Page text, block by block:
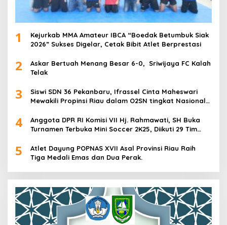
1
Kejurkab MMA Amateur IBCA “Boedak Betumbuk Siak
2026” Sukses Digelar, Cetak Bibit Atlet Berprestasi
2
Askar Bertuah Menang Besar 6-0, Sriwijaya FC Kalah
Telak
3
Siswi SDN 36 Pekanbaru, Ifrassel Cinta Maheswari
Mewakili Propinsi Riau dalam O2SN tingkat Nasional
4
Anggota DPR RI Komisi VII Hj. Rahmawati, SH Buka
Turnamen Terbuka Mini Soccer 2K25, Diikuti 29 Tim
5
Atlet Dayung POPNAS XVII Asal Provinsi Riau Raih
Tiga Medali Emas dan Dua Perak.